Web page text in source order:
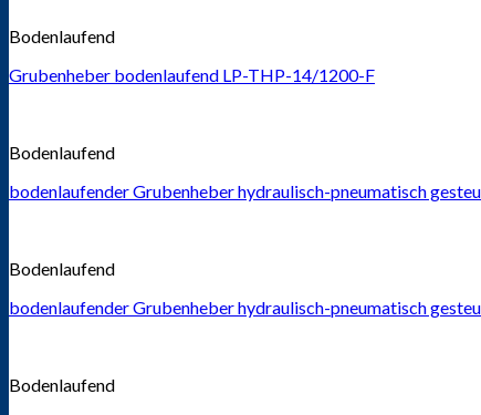
Bodenlaufend
Grubenheber bodenlaufend LP-THP-14/1200-F
Bodenlaufend
bodenlaufender Grubenheber hydraulisch-pneumatisch
Bodenlaufend
bodenlaufender Grubenheber hydraulisch-pneumatisch
Bodenlaufend